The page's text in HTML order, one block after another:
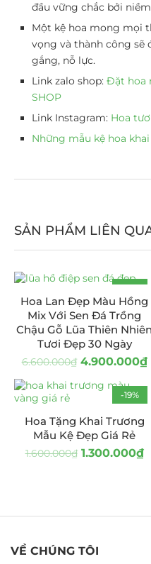
đầu vững chắc bởi
Một kệ hoa mong mọi
vọng và thành công sẽ
gắng, nỗ lực.
Link zalo shop: Đặt hoa
SHOP
Link Instagram: Hoa
Những mẫu kệ hoa
SẢN PHẨM LIÊN
-26%
Hoa Lan Đẹp Màu Hồng
Mix Với Sen Đá Trồng
Chậu Gỗ Lũa Thiên Nhiên
Tươi Đẹp 30 Ngày
6.600.000₫ 4.900.000₫
-19%
Hoa Tặng Khai Trương
Mẫu Kệ Đẹp Giá Rẻ
1.600.000₫ 1.300.000₫
VỀ CHÚNG TÔI